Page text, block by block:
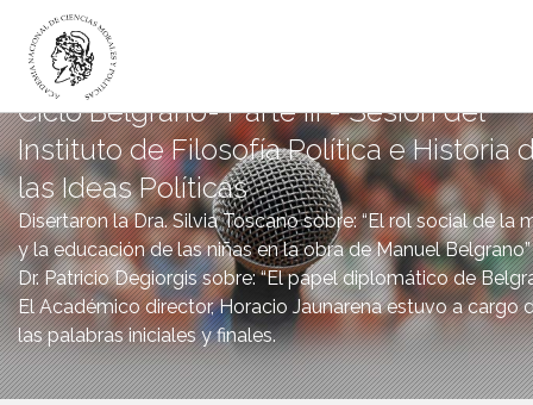
LA ACADEMIA
ACADÉMICOS
INSTITUTOS
DICTÁMENES
PUBLICACIONES
CANAL DIGITAL
BIBLIOTECA
Ciclo Belgrano- Parte III - Sesión del
Instituto de Filosofía Política e Historia
las Ideas Políticas
Disertaron la Dra. Silvia Toscano sobre: “El rol social de la
y la educación de las niñas en la obra de Manuel
Dr. Patricio Degiorgis sobre: “El papel diplomático de
El Académico director, Horacio Jaunarena estuvo a cargo
las palabras iniciales y finales.